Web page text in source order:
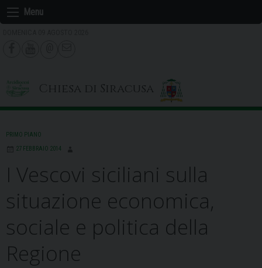
Skip
to
Menu
Chiesa di Siracusa
PRIMO PIANO
27 FEBBRAIO 2014
I Vescovi siciliani sulla
situazione economica,
sociale e politica della
Regione